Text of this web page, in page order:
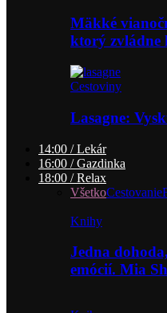
Mäkké
ktorý zvládne
Cestoviny
Lasagne:
14:00 / Lekár
16:00 / Gazdinka
18:00 / Relax
VšetkoCestovanie
Knihy
Jedna
emócií. Mia